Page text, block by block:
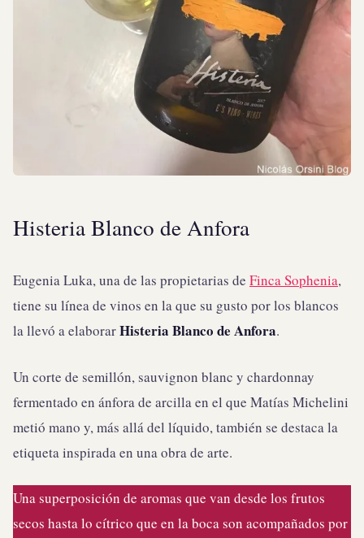
Histeria Blanco de Anfora
Eugenia Luka, una de las propietarias de Finca Sophenia,
tiene su línea de vinos en la que su gusto por los blancos
la llevó a elaborarHisteria Blanco de Anfora.
Un corte de semillón, sauvignon blanc y chardonnay
fermentado en ánfora de arcilla en el que Matías Michelini
metió mano y, más allá del líquido, también se destaca la
etiqueta inspirada en una obra de arte. ⁠
Una superposición de aromas que van desde los frutos
secos hasta lo cítrico que en la boca son acompañados por